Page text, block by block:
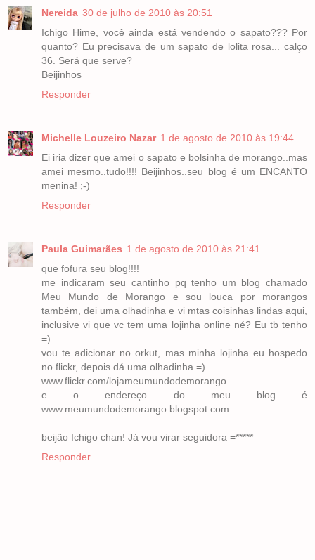
Nereida 30 de julho de 2010 às 20:51
Ichigo Hime, você ainda está vendendo o sapato??? Por
quanto? Eu precisava de um sapato de lolita rosa... calço
36. Será que serve?
Beijinhos
Responder
Michelle Louzeiro Nazar 1 de agosto de 2010 às 19:44
Ei iria dizer que amei o sapato e bolsinha de morango..mas
amei mesmo..tudo!!!! Beijinhos..seu blog é um ENCANTO
menina! ;-)
Responder
Paula Guimarães 1 de agosto de 2010 às 21:41
que fofura seu blog!!!!
me indicaram seu cantinho pq tenho um blog chamado
Meu Mundo de Morango e sou louca por morangos
também, dei uma olhadinha e vi mtas coisinhas lindas aqui,
inclusive vi que vc tem uma lojinha online né? Eu tb tenho
=)
vou te adicionar no orkut, mas minha lojinha eu hospedo
no flickr, depois dá uma olhadinha =)
www.flickr.com/lojameumundodemorango
e o endereço do meu blog é
www.meumundodemorango.blogspot.com
beijão Ichigo chan! Já vou virar seguidora =*****
Responder